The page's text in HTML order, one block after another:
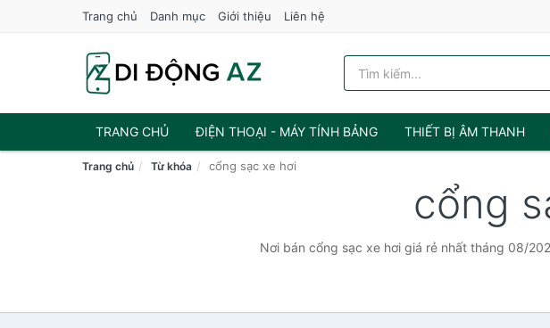
Trang chủ Danh mục Giới thiệu Liên hệ
TRANG CHỦ ĐIỆN THOẠI - MÁY TÍNH BẢNG THIẾT BỊ ÂM THANH
Trang chủ Từ khóa cổng sạc xe hơi
cổng
Nơi bán cổng sạc xe hơi giá rẻ nhất tháng 08/